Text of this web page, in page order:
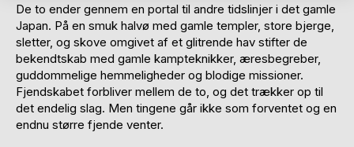
De to ender gennem en portal til andre tidslinjer i det gamle
Japan. På en smuk halvø med gamle templer, store bjerge,
sletter, og skove omgivet af et glitrende hav stifter de
bekendtskab med gamle kampteknikker, æresbegreber,
guddommelige hemmeligheder og blodige missioner.
Fjendskabet forbliver mellem de to, og det trækker op til
det endelig slag. Men tingene går ikke som forventet og en
endnu større fjende venter.